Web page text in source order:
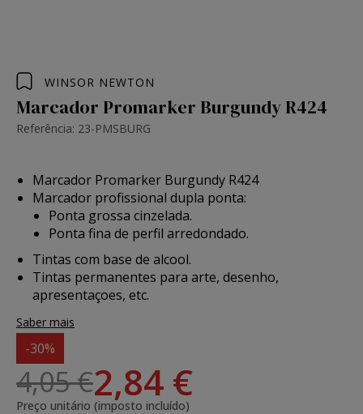
WINSOR NEWTON
Marcador Promarker Burgundy R424
Referência: 23-PMSBURG
Marcador Promarker Burgundy R424
Marcador profissional dupla ponta:
Ponta grossa cinzelada.
Ponta fina de perfil arredondado.
Tintas com base de alcool.
Tintas permanentes para arte, desenho,
apresentaçoes, etc.
Saber mais
-30%
4,05 €2,84 €
Preço unitário (imposto incluído)